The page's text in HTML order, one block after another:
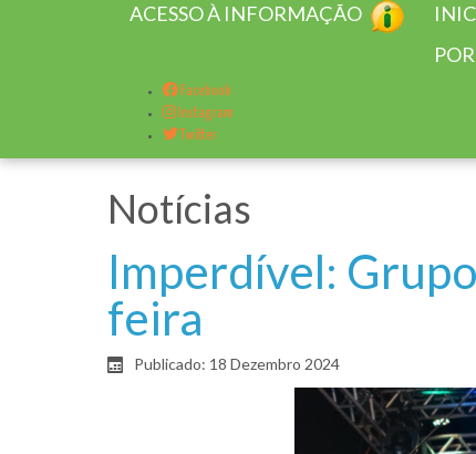
ACESSO À INFORMAÇÃO
Facebook
Instagram
Twitter
Notícias
Imperdível:
feira
Publicado: 18 Dezembro 2024